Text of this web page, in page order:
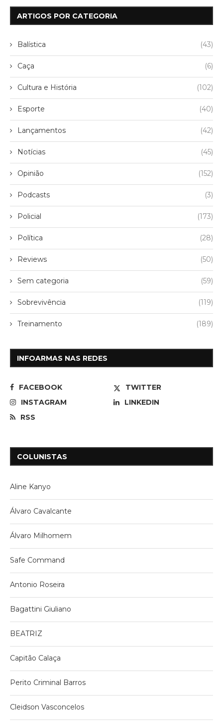
ARTIGOS POR CATEGORIA
Balística (43)
Caça (6)
Cultura e História (102)
Esporte (40)
Lançamentos (42)
Notícias (45)
Opinião (152)
Podcasts (3)
Policial (173)
Política (28)
Reviews (50)
Sem categoria (59)
Sobrevivência (119)
Treinamento (189)
INFOARMAS NAS REDES
FACEBOOK
TWITTER
INSTAGRAM
LINKEDIN
RSS
COLUNISTAS
Aline Kanyo
Álvaro Cavalcante
Álvaro Milhomem
Safe Command
Antonio Roseira
Bagattini Giuliano
BEATRIZ
Capitão Calaça
Perito Criminal Barros
Cleidson Vasconcelos